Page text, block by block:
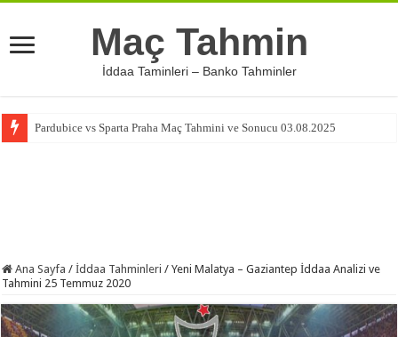
Maç Tahmin
İddaa Taminleri – Banko Tahminler
Pardubice vs Sparta Praha Maç Tahmini ve Sonucu 03.08.2025
Ana Sayfa / İddaa Tahminleri / Yeni Malatya – Gaziantep İddaa Analizi ve
Tahmini 25 Temmuz 2020